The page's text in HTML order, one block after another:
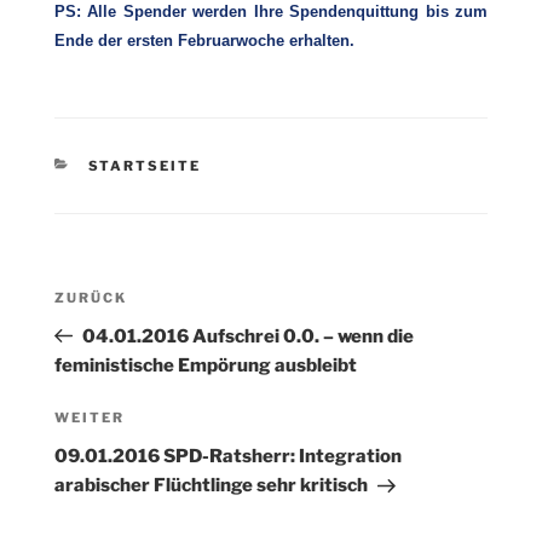
PS: Alle Spender werden Ihre Spendenquittung bis zum
Ende der ersten Februarwoche erhalten.
KATEGORIEN
STARTSEITE
Beitragsnavigation
Vorheriger
Beitrag
ZURÜCK
04.01.2016 Aufschrei 0.0. – wenn die
feministische Empörung ausbleibt
Nächster
Beitrag
WEITER
09.01.2016 SPD-Ratsherr: Integration
arabischer Flüchtlinge sehr kritisch